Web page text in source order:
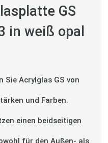
GS
in weiß opal
Sie Acrylglas GS von
und Farben.
einen beidseitigen
für den Außen- als